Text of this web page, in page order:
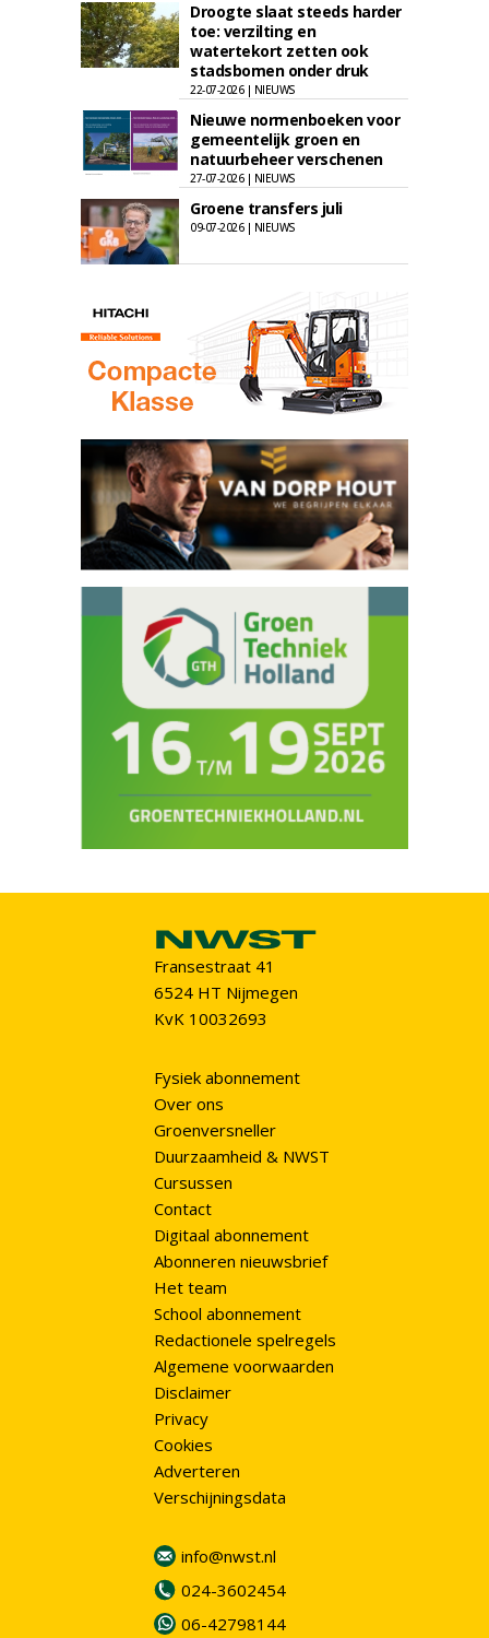
Droogte slaat steeds harder
toe: verzilting en
watertekort zetten ook
stadsbomen onder druk
22-07-2026 | NIEUWS
Nieuwe normenboeken voor
gemeentelijk groen en
natuurbeheer verschenen
27-07-2026 | NIEUWS
Groene transfers juli
09-07-2026 | NIEUWS
Fransestraat 41
6524 HT Nijmegen
KvK 10032693
Fysiek abonnement
Over ons
Groenversneller
Duurzaamheid & NWST
Cursussen
Contact
Digitaal abonnement
Abonneren nieuwsbrief
Het team
School abonnement
Redactionele spelregels
Algemene voorwaarden
Disclaimer
Privacy
Cookies
Adverteren
Verschijningsdata
info@nwst.nl
024-3602454
06-42798144